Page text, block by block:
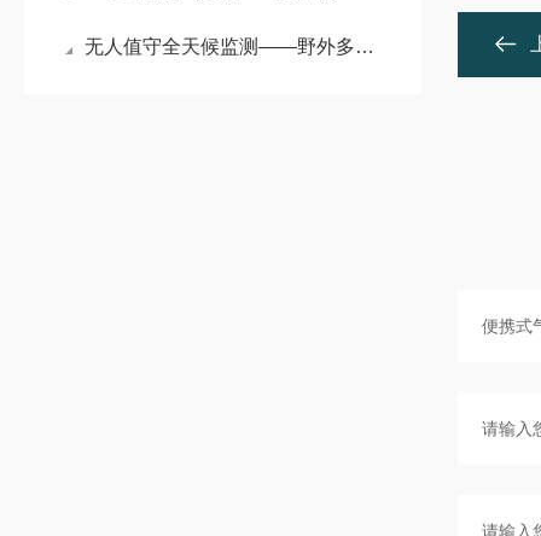
无人值守全天候监测——野外多功能自动气象站筑牢户外环境观测基石